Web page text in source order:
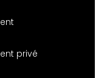
privé